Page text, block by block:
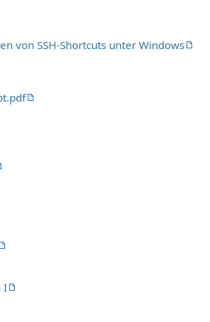
von SSH-Shortcuts unter Windows
I